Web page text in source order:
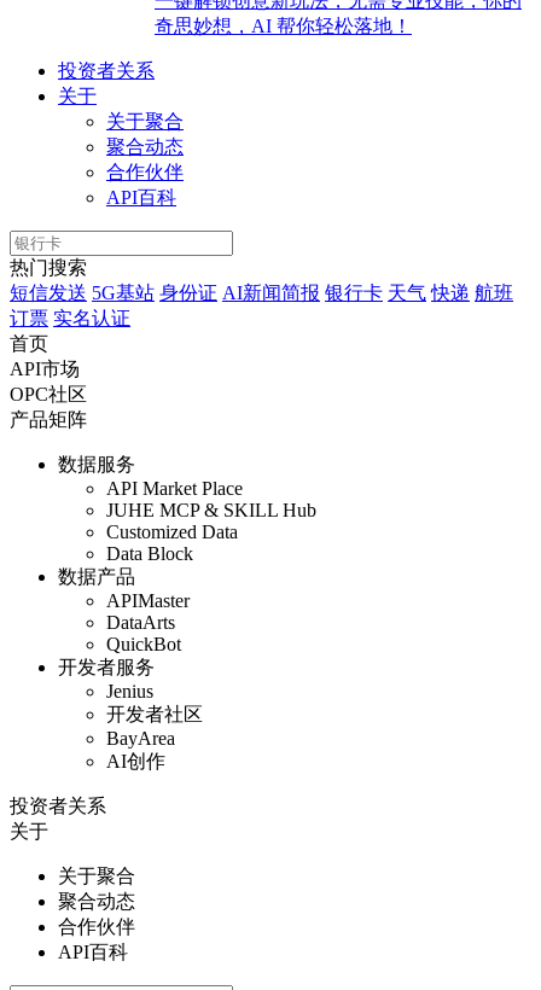
奇思妙想，AI 帮你轻松落地！
投资者关系
关于
关于聚合
聚合动态
合作伙伴
API百科
热门搜索
短信发送 5G基站 身份证 AI新闻简报 银行卡 天气 快递 航班
订票 实名认证
首页
API市场
OPC社区
产品矩阵
数据服务
API Market Place
JUHE MCP & SKILL Hub
Customized Data
Data Block
数据产品
APIMaster
DataArts
QuickBot
开发者服务
Jenius
开发者社区
BayArea
AI创作
投资者关系
关于
关于聚合
聚合动态
合作伙伴
API百科